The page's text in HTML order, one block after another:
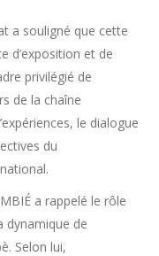
a souligné que cette
d’exposition et de
privilégié de
de la chaîne
le dialogue
du
a rappelé le rôle
dynamique de
Selon lui,